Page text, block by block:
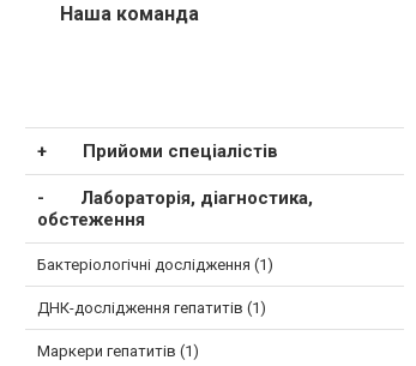
Наша команда
Прийоми спеціалістів
Лабораторія, діагностика,
обстеження
Бактеріологічні дослідження (1)
ДНК-дослідження гепатитів (1)
Маркери гепатитів (1)